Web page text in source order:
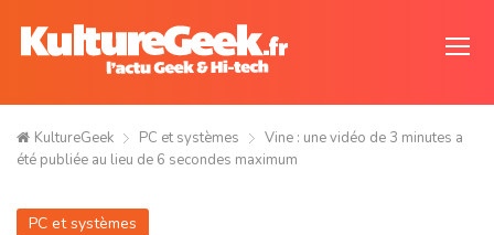
KultureGeek PC et systèmes
Vine : une vidéo de 3 minutes a
été publiée au lieu de 6 secondes maximum
PC et systèmes